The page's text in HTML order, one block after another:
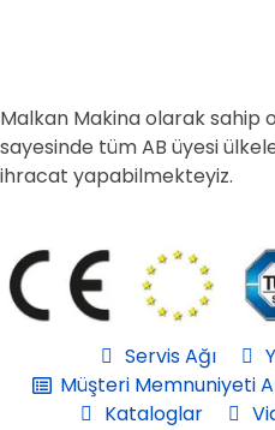
Malkan Makina olarak sahip
sayesinde tüm AB üyesi
ihracat yapabilmekteyiz.
Servis Ağı
Müşteri Memnuniyeti
Kataloglar